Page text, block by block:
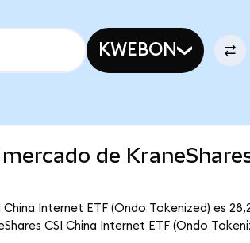
KWEBON
de
China Internet ETF (Ondo Tokenized) es
CSI China Internet ETF (Ondo